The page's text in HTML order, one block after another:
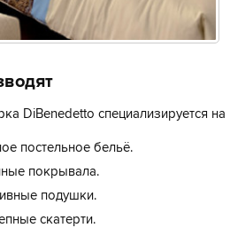
DiBenedetto специализируется
постельное бельё.
покрывала.
подушки.
скатерти.